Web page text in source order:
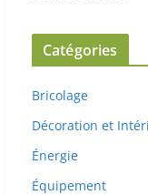
Catégories
Bricolage
Décoration et
Énergie
Équipement